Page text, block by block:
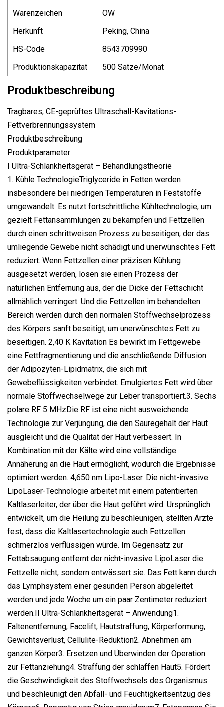
Warenzeichen
OW
Herkunft
Peking, China
HS-Code
8543709990
Produktionskapazität
500 Sätze/Monat
Produktbeschreibung
Tragbares, CE-geprüftes Ultraschall-Kavitations-
Fettverbrennungssystem
Produktbeschreibung
Produktparameter
I Ultra-Schlankheitsgerät – Behandlungstheorie
1. Kühle TechnologieTriglyceride in Fetten werden
insbesondere bei niedrigen Temperaturen in Feststoffe
umgewandelt. Es nutzt fortschrittliche Kühltechnologie, um
gezielt Fettansammlungen zu bekämpfen und Fettzellen
durch einen schrittweisen Prozess zu beseitigen, der das
umliegende Gewebe nicht schädigt und unerwünschtes Fett
reduziert. Wenn Fettzellen einer präzisen Kühlung
ausgesetzt werden, lösen sie einen Prozess der
natürlichen Entfernung aus, der die Dicke der Fettschicht
allmählich verringert. Und die Fettzellen im behandelten
Bereich werden durch den normalen Stoffwechselprozess
des Körpers sanft beseitigt, um unerwünschtes Fett zu
beseitigen. 2,40 K Kavitation Es bewirkt im Fettgewebe
eine Fettfragmentierung und die anschließende Diffusion
der Adipozyten-Lipidmatrix, die sich mit
Gewebeflüssigkeiten verbindet. Emulgiertes Fett wird über
normale Stoffwechselwege zur Leber transportiert.3. Sechs
polare RF 5 MHzDie RF ist eine nicht ausweichende
Technologie zur Verjüngung, die den Säuregehalt der Haut
ausgleicht und die Qualität der Haut verbessert. In
Kombination mit der Kälte wird eine vollständige
Annäherung an die Haut ermöglicht, wodurch die Ergebnisse
optimiert werden. 4,650 nm Lipo-Laser. Die nicht-invasive
LipoLaser-Technologie arbeitet mit einem patentierten
Kaltlaserleiter, der über die Haut geführt wird. Ursprünglich
entwickelt, um die Heilung zu beschleunigen, stellten Ärzte
fest, dass die Kaltlasertechnologie auch Fettzellen
schmerzlos verflüssigen würde. Im Gegensatz zur
Fettabsaugung entfernt der nicht-invasive LipoLaser die
Fettzelle nicht, sondern entwässert sie. Das Fett kann durch
das Lymphsystem einer gesunden Person abgeleitet
werden und jede Woche um ein paar Zentimeter reduziert
werden.II Ultra-Schlankheitsgerät – Anwendung1.
Faltenentfernung, Facelift, Hautstraffung, Körperformung,
Gewichtsverlust, Cellulite-Reduktion2. Abnehmen am
ganzen Körper3. Ersetzen und Überwinden der Operation
zur Fettanziehung4. Straffung der schlaffen Haut5. Fördert
die Geschwindigkeit des Stoffwechsels des Organismus
und beschleunigt den Abfall- und Feuchtigkeitsentzug des